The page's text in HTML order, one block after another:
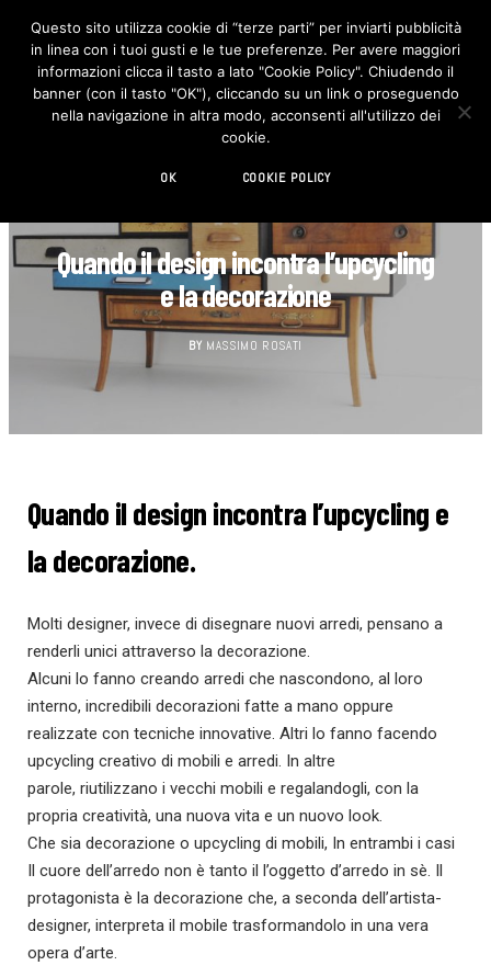
F
c
e
b
o
I
n
s
t
Quando il design incontra l’upcycling
e la decorazione
BY MASSIMO ROSATI
Quando il design incontra l’upcycling e
la decorazione.
Molti designer, invece di disegnare nuovi arredi, pensano a
renderli unici attraverso la decorazione.
Alcuni lo fanno creando arredi che nascondono, al loro
interno, incredibili decorazioni fatte a mano oppure
realizzate con tecniche innovative. Altri lo fanno facendo
upcycling creativo di mobili e arredi. In altre
parole, riutilizzano i vecchi mobili e regalandogli, con la
propria creatività, una nuova vita e un nuovo look.
Che sia decorazione o upcycling di mobili, In entrambi i casi
Il cuore dell’arredo non è tanto il l’oggetto d’arredo in sè. Il
protagonista è la decorazione che, a seconda dell’artista-
designer, interpreta il mobile trasformandolo in una vera
opera d’arte.
Questo sito utilizza cookie di “terze parti” per inviarti pubblicità
in linea con i tuoi gusti e le tue preferenze. Per avere maggiori
informazioni clicca il tasto a lato "Cookie Policy". Chiudendo il
banner (con il tasto "OK"), cliccando su un link o proseguendo
nella navigazione in altra modo, acconsenti all'utilizzo dei
cookie.
OK COOKIE POLICY